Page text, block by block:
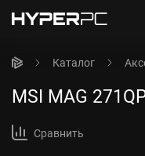
Каталог
MSI MAG
Сравнить